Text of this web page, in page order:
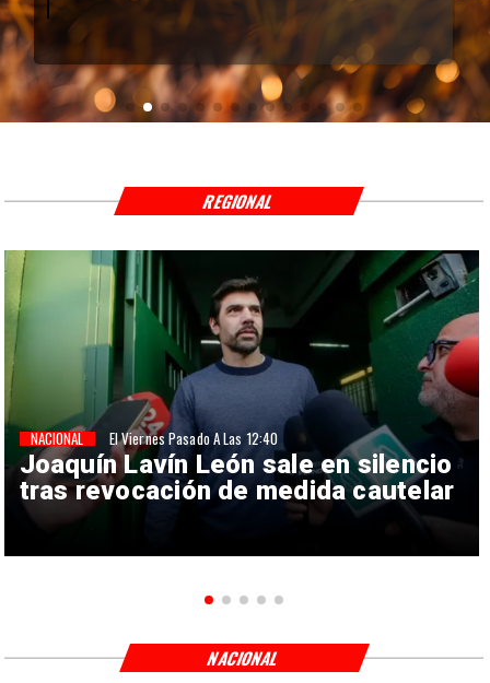
Joaquín Lavín León sale en silencio
tras revocación de medida cautelar
NACIONAL El Viernes Pasado A Las 12:40
REGIONAL
NACIONAL